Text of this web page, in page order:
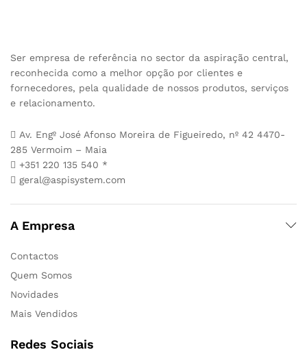
Ser empresa de referência no sector da aspiração central,
reconhecida como a melhor opção por clientes e
fornecedores, pela qualidade de nossos produtos, serviços
e relacionamento.
Av. Engº José Afonso Moreira de Figueiredo, nº 42 4470-
285 Vermoim – Maia
+351 220 135 540 *
geral@aspisystem.com
A Empresa
Contactos
Quem Somos
Novidades
Mais Vendidos
Redes Sociais